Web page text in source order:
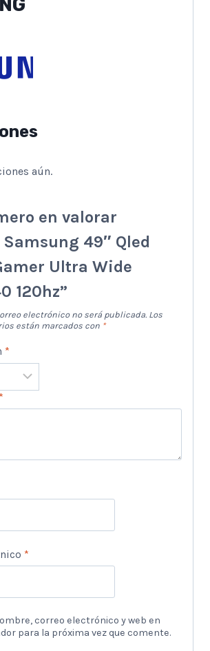
aún.
en valorar
49″ Qled
Ultra Wide
120hz”
electrónico no será publicada. Los
están marcados con *
*
*
*
correo electrónico y web en
para la próxima vez que comente.